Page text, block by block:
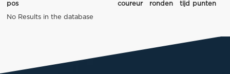
pos coureur ronden tijd
punten
No Results in the database